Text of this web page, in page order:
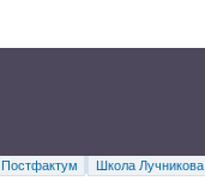
Постфактум
Школа Лучникова